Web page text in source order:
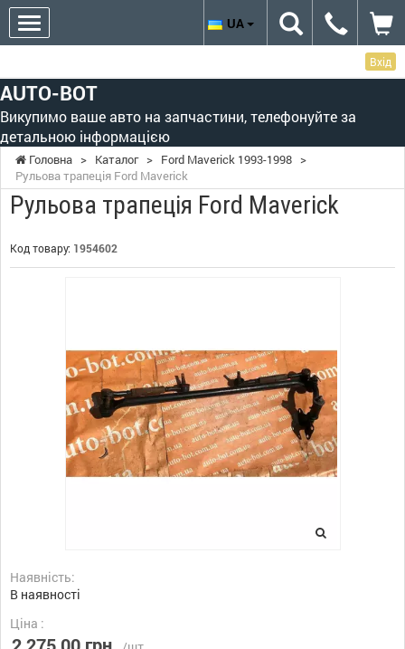
Вхід
AUTO-BOT
Викупимо ваше авто на запчастини, телефонуйте за
детальною інформацією
UA
Головна > Каталог > Ford Maverick 1993-1998 >
Рульова трапеція Ford Maverick
Рульова трапеція Ford Maverick
Код товару: 1954602
Наявність:
В наявності
Ціна :